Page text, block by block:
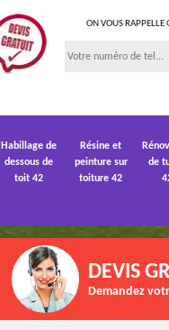
ON VOUS RAPPELLE
Habillage de
dessous de
toit 42
Résine et
peinture sur
toiture 42
de
DEVIS
Demandez